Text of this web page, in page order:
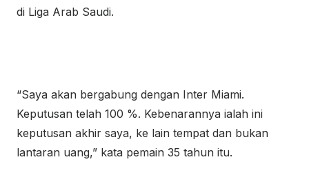
di Liga Arab Saudi.
“Saya akan bergabung dengan Inter Miami.
Keputusan telah 100 %. Kebenarannya ialah ini
keputusan akhir saya, ke lain tempat dan bukan
lantaran uang,” kata pemain 35 tahun itu.